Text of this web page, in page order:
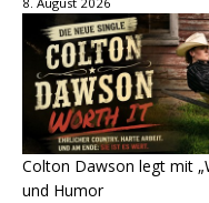
Colton Dawson legt mit
und Humor